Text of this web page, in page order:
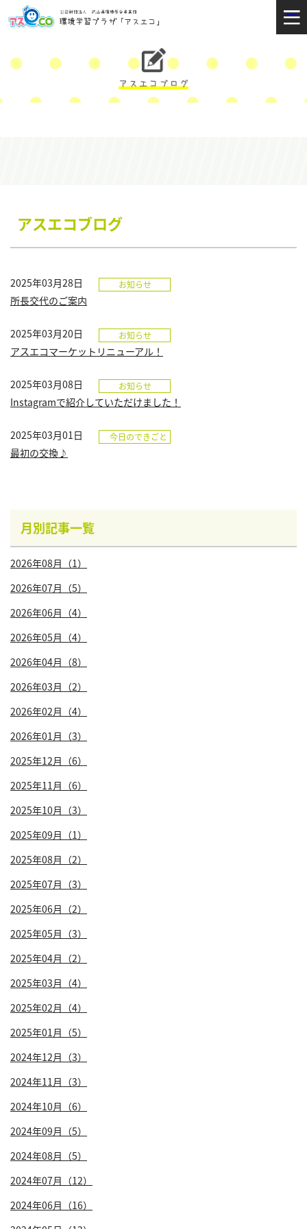
アスエコブログ
2025年03月28日 お知らせ
所長交代のご案内
2025年03月20日 お知らせ
アスエコマーケットリニューアル！
2025年03月08日 お知らせ
Instagramで紹介していただけました！
2025年03月01日 今日のできごと
最初の交換♪
月別記事一覧
2026年08月（1）
2026年07月（5）
2026年06月（4）
2026年05月（4）
2026年04月（8）
2026年03月（2）
2026年02月（4）
2026年01月（3）
2025年12月（6）
2025年11月（6）
2025年10月（3）
2025年09月（1）
2025年08月（2）
2025年07月（3）
2025年06月（2）
2025年05月（3）
2025年04月（2）
2025年03月（4）
2025年02月（4）
2025年01月（5）
2024年12月（3）
2024年11月（3）
2024年10月（6）
2024年09月（5）
2024年08月（5）
2024年07月（12）
2024年06月（16）